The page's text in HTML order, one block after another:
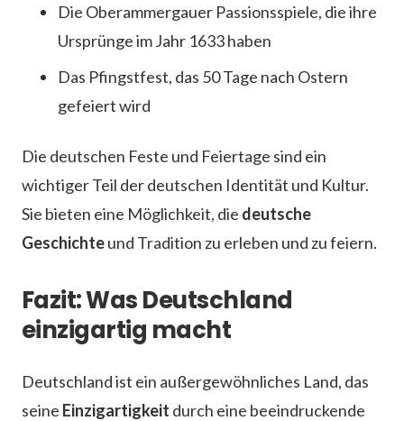
Die Oberammergauer Passionsspiele, die ihre
Ursprünge im Jahr 1633 haben
Das Pfingstfest, das 50 Tage nach Ostern
gefeiert wird
Die deutschen Feste und Feiertage sind ein
wichtiger Teil der deutschen Identität und Kultur.
Sie bieten eine Möglichkeit, die deutsche
Geschichteund Tradition zu erleben und zu feiern.
Fazit: Was Deutschland
einzigartig macht
Deutschland ist ein außergewöhnliches Land, das
seine Einzigartigkeit durch eine beeindruckende